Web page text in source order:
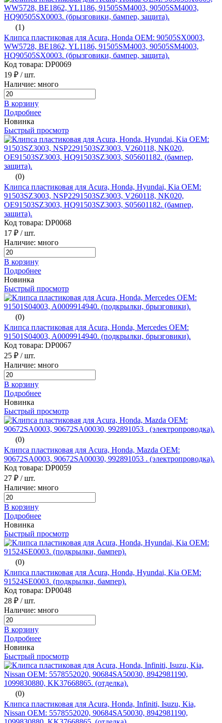
(1)
Клипса пластиковая для Acura, Honda ОЕМ: 90505SX0003,
WW5728, BE1862, YL1186, 91505SM4003, 90505SM4003,
HQ90505SX0003. (брызговики, бампер, защита).
Код товара: DP0069
19 ₽ / шт.
Наличие: много
В корзину
Подробнее
Новинка
Быстрый просмотр
(0)
Клипса пластиковая для Acura, Honda, Hyundai, Kia ОЕМ:
91503SZ3003, NSP2291503SZ3003, V260118, NK020,
OE91503SZ3003, HQ91503SZ3003, S05601182. (бампер,
защита).
Код товара: DP0068
17 ₽ / шт.
Наличие: много
В корзину
Подробнее
Новинка
Быстрый просмотр
(0)
Клипса пластиковая для Acura, Honda, Mercedes ОЕМ:
91501S04003, A0009914940. (подкрылки, брызговики).
Код товара: DP0067
25 ₽ / шт.
Наличие: много
В корзину
Подробнее
Новинка
Быстрый просмотр
(0)
Клипса пластиковая для Acura, Honda, Mazda ОЕМ:
90672SA0003, 90672SA00030, 992891053 . (электропроводка).
Код товара: DP0059
27 ₽ / шт.
Наличие: много
В корзину
Подробнее
Новинка
Быстрый просмотр
(0)
Клипса пластиковая для Acura, Honda, Hyundai, Kia ОЕМ:
91524SE0003. (подкрылки, бампер).
Код товара: DP0048
28 ₽ / шт.
Наличие: много
В корзину
Подробнее
Новинка
Быстрый просмотр
(0)
Клипса пластиковая для Acura, Honda, Infiniti, Isuzu, Kia,
Nissan ОЕМ: 5578552020, 90684SA50030, 8942981190,